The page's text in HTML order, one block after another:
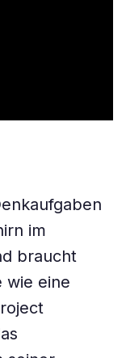
im
braucht
wie eine